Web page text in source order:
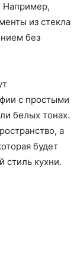
Например,
из стекла
без
с простыми
белых тонах.
а
будет
стиль кухни.